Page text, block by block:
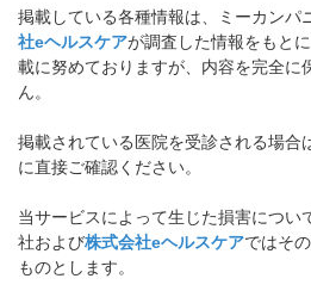
掲載している各種情報は、ミーカンパ
社eヘルスケアが調査した情報をもと
載に努めておりますが、内容を完全に
ん。
掲載されている医院を受診される場合
に直接ご確認ください。
当サービスによって生じた損害につい
社および株式会社eヘルスケアではそ
ものとします。